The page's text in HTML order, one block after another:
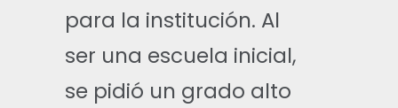
para la institución. Al
ser una escuela inicial,
se pidió un grado alto